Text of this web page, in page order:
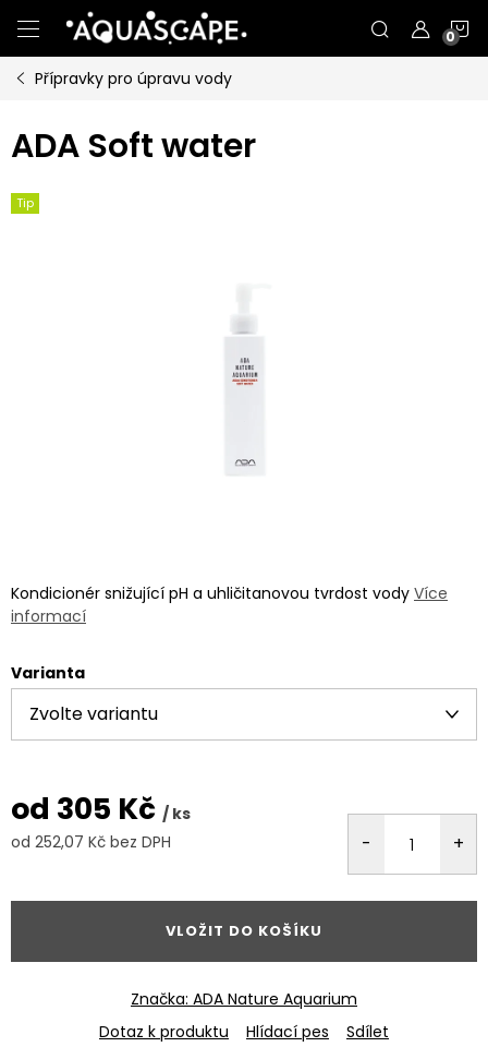
na
obsah
Přípravky pro úpravu vody
ADA Soft water
Tip
Kondicionér snižující pH a uhličitanovou tvrdost vody Více
informací
Varianta
od 305 Kč / ks
od 252,07 Kč bez DPH
VLOŽIT DO KOŠÍKU
Značka: ADA Nature Aquarium
Dotaz k produktu
Hlídací pes Sdílet